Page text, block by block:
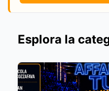
Esplora la